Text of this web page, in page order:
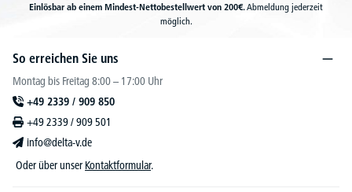
Einlösbar ab einem Mindest-Nettobestellwert von 200€.Abmeldung jederzeit
möglich.
So erreichen Sie uns
Montag bis Freitag 8:00 – 17:00 Uhr
+49 2339 / 909 850
+49 2339 / 909 501
info@delta-v.de
Oder über unser Kontaktformular.